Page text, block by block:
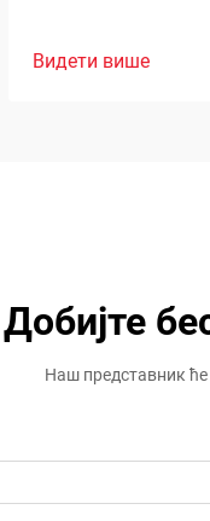
Видети више
Добијте
Наш представник ће